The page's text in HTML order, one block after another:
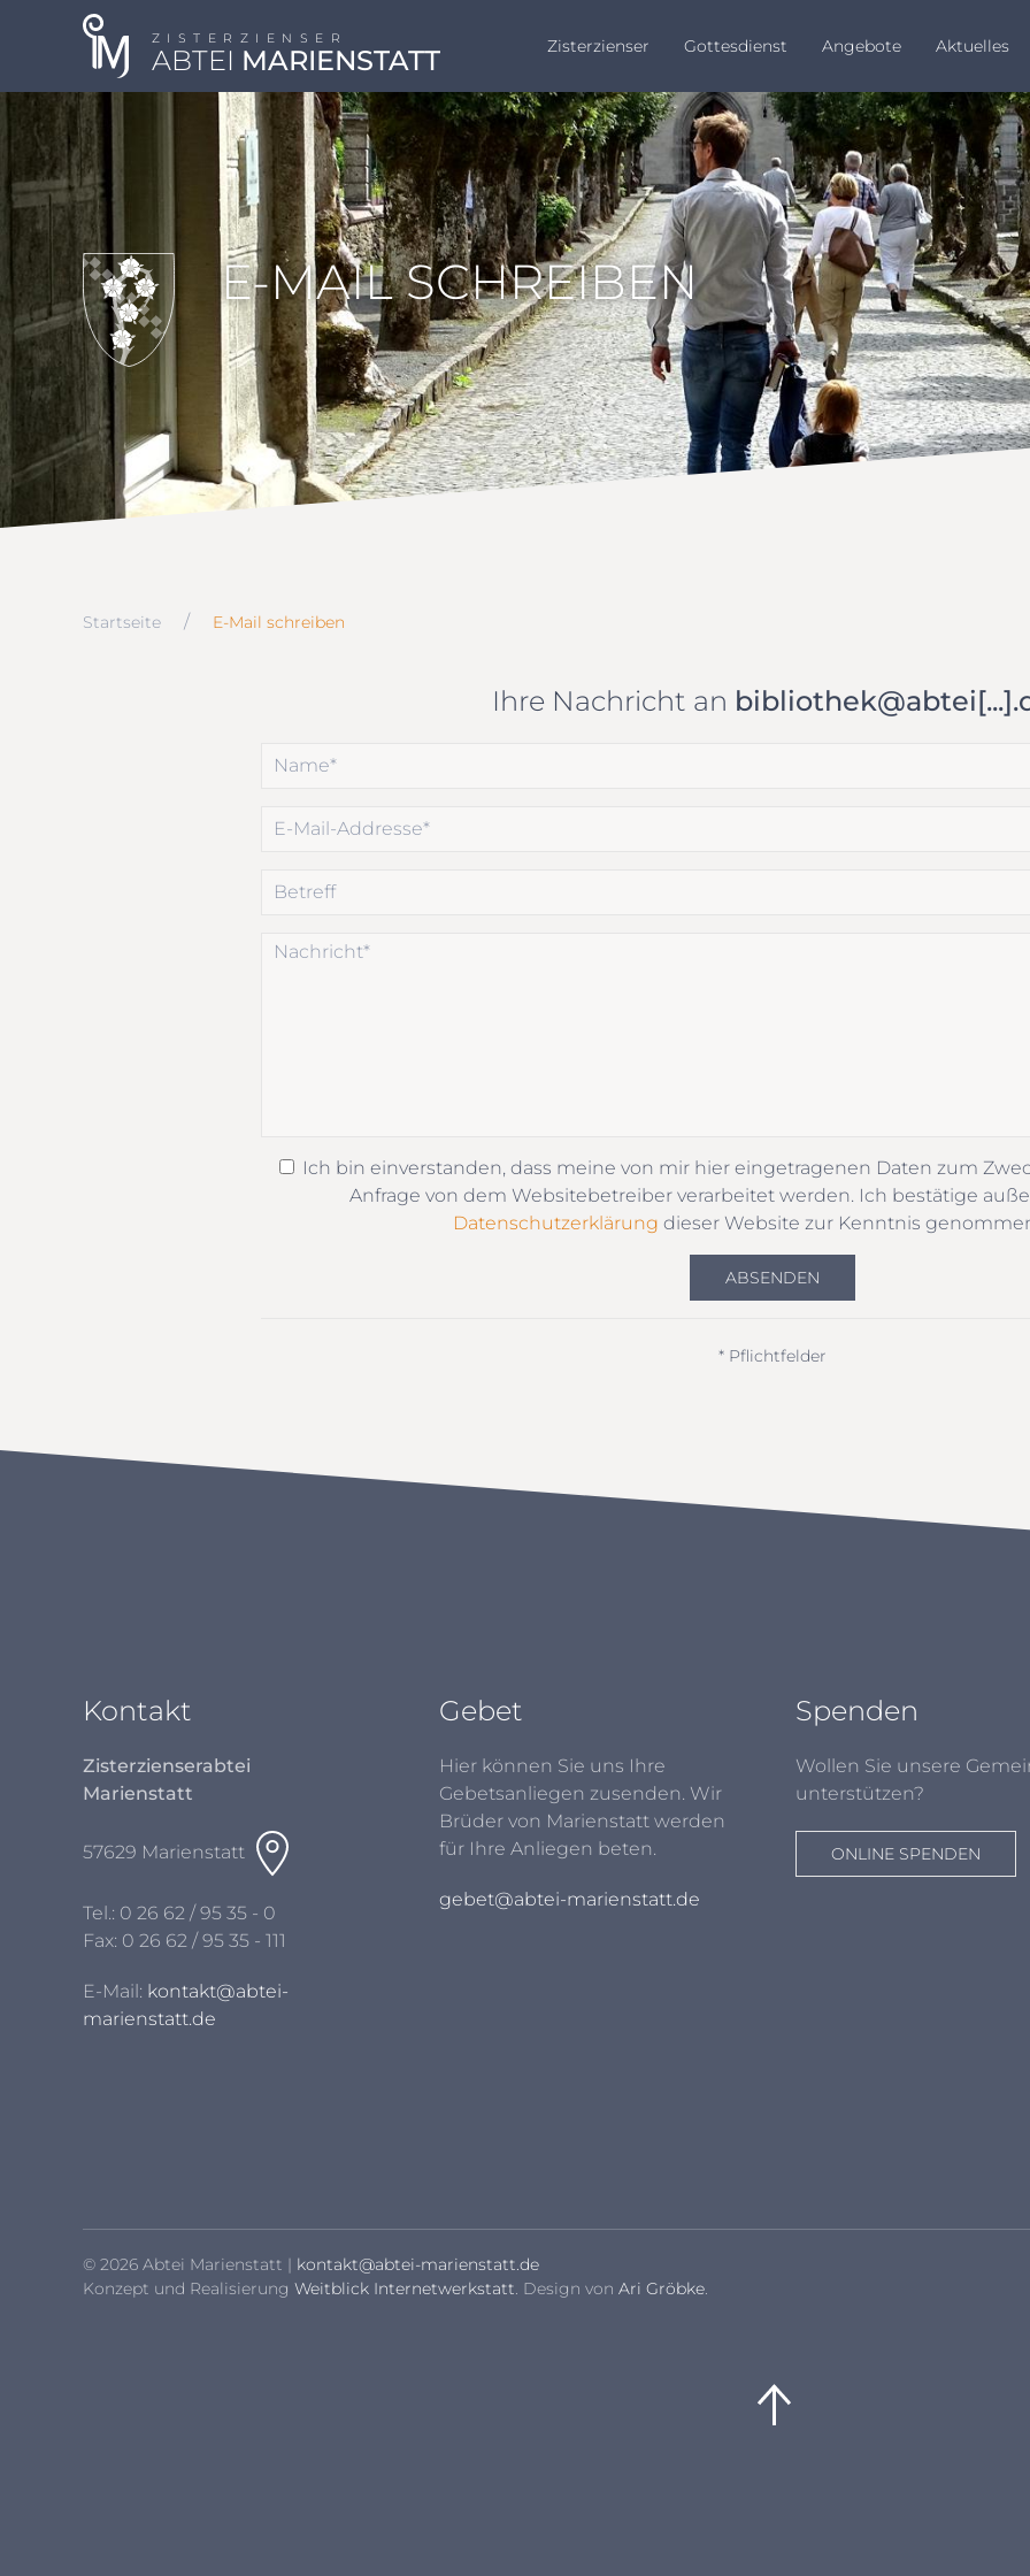
ZISTERZIENSER
ABTEI MARIENSTATT Zisterzienser Gottesdienst Angebote Aktuelles
E-MAIL SCHREIBEN
Startseite E-Mail schreiben
Ihre Nachricht an
Ich bin einverstanden, dass meine von mir hier eingetragenen Daten zum
Anfrage von dem Websitebetreiber verarbeitet werden. Ich bestätige
Datenschutzerklärung dieser Website zur Kenntnis
ABSENDEN
* Pflichtfelder
Kontakt
Zisterzienserabtei
Marienstatt
57629 Marienstatt
Tel.: 0 26 62 / 95 35 - 0
Fax: 0 26 62 / 95 35 - 111
E-Mail: kontakt@abtei-
marienstatt.de
Gebet
Hier können Sie uns Ihre
Gebetsanliegen zusenden. Wir
Brüder von Marienstatt werden
für Ihre Anliegen beten.
gebet@abtei-marienstatt.de
Spenden
Wollen Sie unsere
unterstützen?
ONLINE SPENDEN
© 2026 Abtei Marienstatt | kontakt@abtei-marienstatt.de
Konzept und Realisierung Weitblick Internetwerkstatt. Design von Ari Gröbke.